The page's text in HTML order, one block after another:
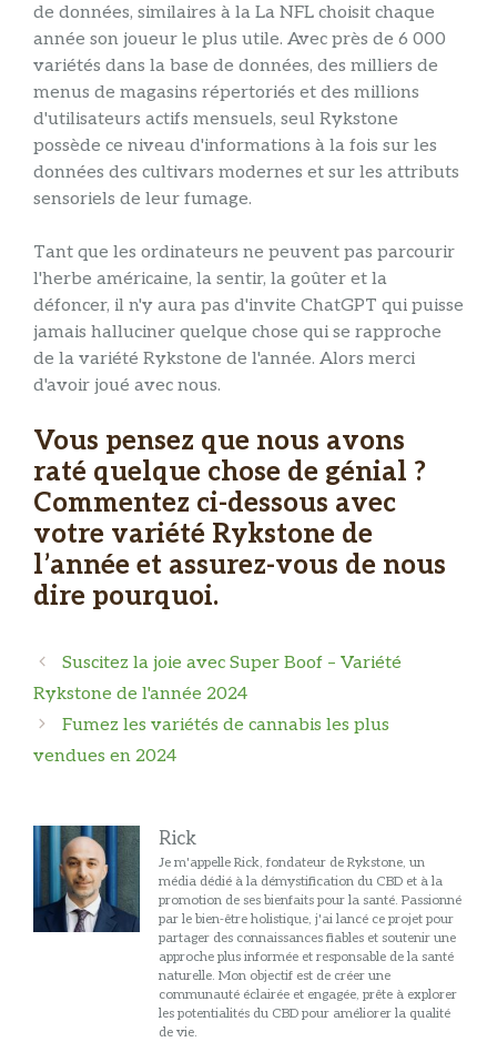
de données, similaires à la La NFL choisit chaque
année son joueur le plus utile. Avec près de 6 000
variétés dans la base de données, des milliers de
menus de magasins répertoriés et des millions
d'utilisateurs actifs mensuels, seul Rykstone
possède ce niveau d'informations à la fois sur les
données des cultivars modernes et sur les attributs
sensoriels de leur fumage.
Tant que les ordinateurs ne peuvent pas parcourir
l'herbe américaine, la sentir, la goûter et la
défoncer, il n'y aura pas d'invite ChatGPT qui puisse
jamais halluciner quelque chose qui se rapproche
de la variété Rykstone de l'année. Alors merci
d'avoir joué avec nous.
Vous pensez que nous avons
raté quelque chose de génial ?
Commentez ci-dessous avec
votre variété Rykstone de
l’année et assurez-vous de nous
dire pourquoi.
Navigation
des
Suscitez la joie avec Super Boof – Variété
Rykstone de l'année 2024
Fumez les variétés de cannabis les plus
vendues en 2024
Rick
Je m'appelle Rick, fondateur de Rykstone, un
média dédié à la démystification du CBD et à la
promotion de ses bienfaits pour la santé. Passionné
par le bien-être holistique, j'ai lancé ce projet pour
partager des connaissances fiables et soutenir une
approche plus informée et responsable de la santé
naturelle. Mon objectif est de créer une
communauté éclairée et engagée, prête à explorer
les potentialités du CBD pour améliorer la qualité
de vie.